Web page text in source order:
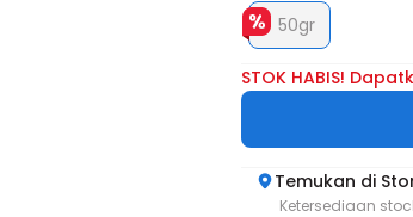
50gr
STOK HABIS!
Temukan di
Ketersediaan